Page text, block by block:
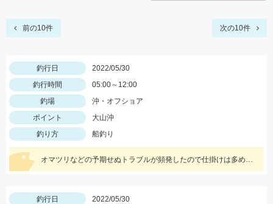
前の10件 次の10件
釣行日
2022/05/30
釣行時間
05:00～12:00
釣場
沖・オフショア
ポイント
大山沖
釣り方
船釣り
オマツリなどの予期せぬトラブルが頻発したので仕掛けは多めに持っていくことがオススメ!
釣行日
2022/05/30